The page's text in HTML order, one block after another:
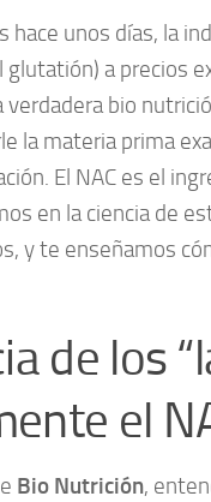
hace unos días, la
glutatión) a precios
verdadera bio
la materia prima
El NAC es el
en la ciencia de
y te enseñamos
de los
el
Bio Nutrición,